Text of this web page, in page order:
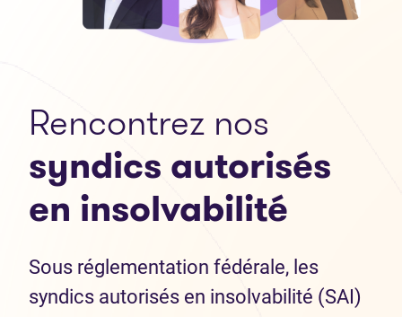
Rencontrez nos
syndics autorisés
en insolvabilité
Sous réglementation fédérale, les
syndics autorisés en insolvabilité (SAI)